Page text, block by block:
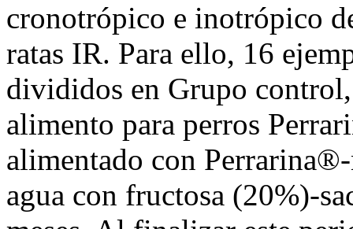
cronotrópico e inotrópico
ratas IR. Para ello, 16
divididos en Grupo
alimento para perros
alimentado con
agua con fructosa (20%)-